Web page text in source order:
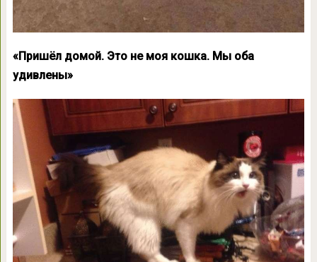
«Пришёл домой. Это не моя кошка. Мы оба
удивлены»